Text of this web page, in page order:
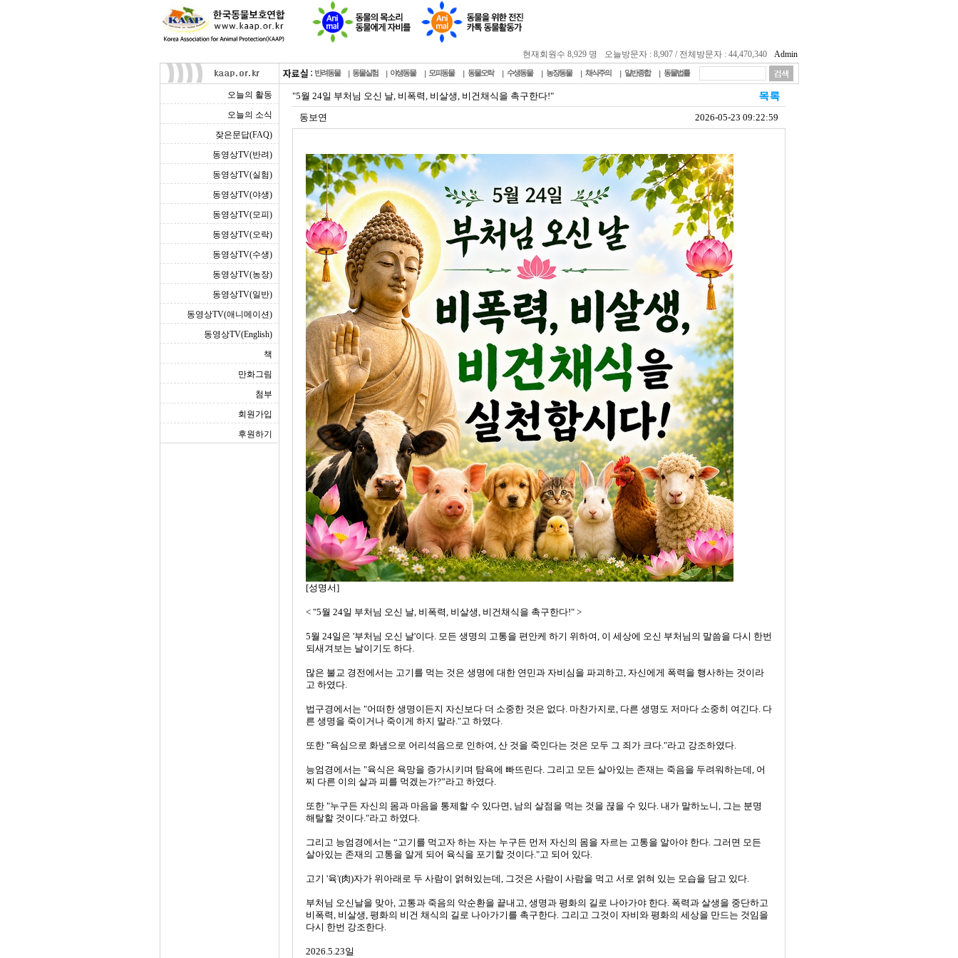
현재회원수 8,929 명 오늘방문자 : 8,907 / 전체방문자 : 44,470,340 Admin
반려동물 동물실험 야생동물 모피동물 동물오락 수생동물 농장동물 채식주의 일반종합 동물법률
오늘의 활동
오늘의 소식
잦은문답(FAQ)
동영상TV(반려)
동영상TV(실험)
동영상TV(야생)
동영상TV(모피)
동영상TV(오락)
동영상TV(수생)
동영상TV(농장)
동영상TV(일반)
동영상TV(애니메이션)
동영상TV(English)
책
만화그림
첨부
회원가입
후원하기
"5월 24일 부처님 오신 날, 비폭력, 비살생, 비건채식을 촉구한다!"
동보연
2026-05-23 09:22:59
[성명서]
< "5월 24일 부처님 오신 날, 비폭력, 비살생, 비건채식을 촉구한다!" >
5월 24일은 '부처님 오신 날'이다. 모든 생명의 고통을 편안케 하기 위하여, 이 세상에 오신 부처님의 말씀을 다시 한번
되새겨보는 날이기도 하다.
많은 불교 경전에서는 고기를 먹는 것은 생명에 대한 연민과 자비심을 파괴하고, 자신에게 폭력을 행사하는 것이라
고 하였다.
법구경에서는 "어떠한 생명이든지 자신보다 더 소중한 것은 없다. 마찬가지로, 다른 생명도 저마다 소중히 여긴다. 다
른 생명을 죽이거나 죽이게 하지 말라."고 하였다.
또한 "욕심으로 화냄으로 어리석음으로 인하여, 산 것을 죽인다는 것은 모두 그 죄가 크다."라고 강조하였다.
능엄경에서는 "육식은 욕망을 증가시키며 탐욕에 빠뜨린다. 그리고 모든 살아있는 존재는 죽음을 두려워하는데, 어
찌 다른 이의 살과 피를 먹겠는가?”라고 하였다.
또한 "누구든 자신의 몸과 마음을 통제할 수 있다면, 남의 살점을 먹는 것을 끊을 수 있다. 내가 말하노니, 그는 분명
해탈할 것이다."라고 하였다.
그리고 능엄경에서는 “고기를 먹고자 하는 자는 누구든 먼저 자신의 몸을 자르는 고통을 알아야 한다. 그러면 모든
살아있는 존재의 고통을 알게 되어 육식을 포기할 것이다."고 되어 있다.
고기 '육'(肉)자가 위아래로 두 사람이 얽혀있는데, 그것은 사람이 사람을 먹고 서로 얽혀 있는 모습을 담고 있다.
부처님 오신날을 맞아, 고통과 죽음의 악순환을 끝내고, 생명과 평화의 길로 나아가야 한다. 폭력과 살생을 중단하고
비폭력, 비살생, 평화의 비건 채식의 길로 나아가기를 촉구한다. 그리고 그것이 자비와 평화의 세상을 만드는 것임을
다시 한번 강조한다.
2026.5.23일